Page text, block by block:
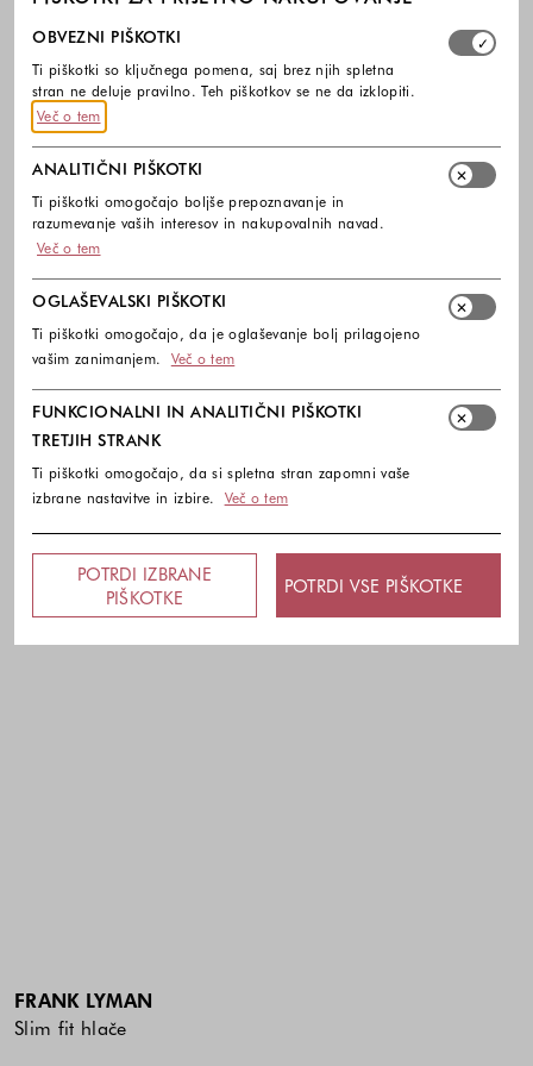
FRANK LYMAN
Slim fit hlače
Izberite, katere skupine piškotkov dovolite. Obvezni
OBVEZNI PIŠKOTKI
Ti piškotki so ključnega pomena, saj brez njih spletna
stran ne deluje pravilno. Teh piškotkov se ne da izklopiti.
Več o tem
ANALITIČNI PIŠKOTKI
Ti piškotki omogočajo boljše prepoznavanje in
razumevanje vaših interesov in nakupovalnih navad.
Več o tem
OGLAŠEVALSKI PIŠKOTKI
Ti piškotki omogočajo, da je oglaševanje bolj prilagojeno
vašim zanimanjem.
Več o tem
FUNKCIONALNI IN ANALITIČNI PIŠKOTKI
TRETJIH STRANK
Ti piškotki omogočajo, da si spletna stran zapomni vaše
izbrane nastavitve in izbire.
Več o tem
POTRDI IZBRANE
PIŠKOTKE
POTRDI VSE PIŠKOTKE